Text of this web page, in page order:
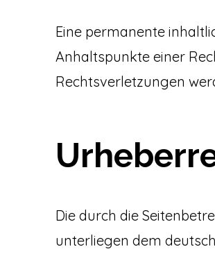
Eine permanente
Anhaltspunkte einer
Rechtsverletzungen
Die durch die
unterliegen dem